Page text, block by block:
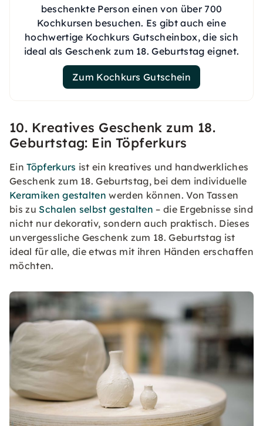
beschenkte Person einen von über 700
Kochkursen besuchen. Es gibt auch eine
hochwertige Kochkurs Gutscheinbox, die sich
ideal als Geschenk zum 18. Geburtstag eignet.
Zum Kochkurs Gutschein
10. Kreatives Geschenk zum 18.
Geburtstag: Ein Töpferkurs
EinTöpferkurs ist ein kreatives und handwerkliches
Geschenk zum 18. Geburtstag, bei dem individuelle
Keramiken gestalten werden können. Von Tassen
bis zu Schalen selbst gestalten – die Ergebnisse sind
nicht nur dekorativ, sondern auch praktisch. Dieses
unvergessliche Geschenk zum 18. Geburtstag ist
ideal für alle, die etwas mit ihren Händen erschaffen
möchten.